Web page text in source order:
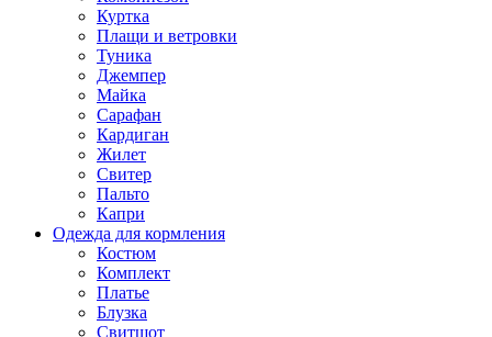
Куртка
Плащи и ветровки
Туника
Джемпер
Майка
Сарафан
Кардиган
Жилет
Свитер
Пальто
Капри
Одежда для кормления
Костюм
Комплект
Платье
Блузка
Свитшот